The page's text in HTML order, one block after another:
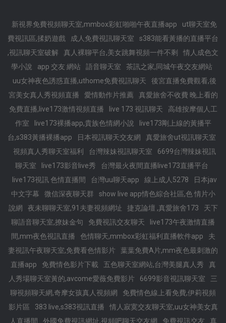
新視界免費視頻聊天室,mmbox彩虹啪啪午夜直播app
ut聊天室免
費視訊區,揉奶遊戲
成人免費視訊聊天室
s383能看黃播的直播平台
,視訊聊天室破解
真人裸聊平台,美女跳舞視頻一件不剩
情人成色文
學小說
app 交友 網站 語音聊天室
茶訊之家,同城午夜交友網站
uu女神夜色誘惑直播,uthome免費視訊聊天
後宮直播免費觀看,後
宮美女真人秀視頻直播
愛情動作片推薦
真愛旅舍不收費 晚上看的
免費直播,live173激情視頻直播
live 173 視訊聊天
高雄按摩個人工
作室
live173裸播app,貴族色情網小說
live173剛上線的黃播平
台,s383黃播裸播app
日本視訊聊天交友網
真愛旅舍ut視訊聊天室
視頻真人秀聊天室福利
台灣辣妹視訊聊天室
6699台灣辣妹視訊
聊天室
live173影音live秀
台灣最火夜間直播live173直播平台
live173視訊 色情直播間
台灣uu聊天app 線上成人5278
日本jav
中文字幕
微信深夜聊天群
show live app情色綜合社區,色 情片小
說網
夜未聊聊天室,91夫妻視頻網址 捷克論壇 ,真愛旅舍173
天下
聊語音聊天室,撩妹金句
免費視訊交友聊天
live173午夜激情直播
間,mm夜色視訊直播
色情聊天,mmbox彩虹福利直播軟件app
夫
妻視訊午夜聊天室,免費看色情影片
葉葉免費A片,mm夜色最刺激的
直播app
免費情色影片下載 五色聊天室網站,台灣美腿真人秀
真
人秀場聊天室黃的,avcome愛薇免費影片
6699影音視訊聊天室
三
聊視頻聊天網,奇摩女孩真人視頻網
免費情色線上看免費,伊莉視頻
影片區
383 live,s383視訊直播
情人寂寞交友聊天室,uu女神美女真
人直播間
外國免費視訊網址,視頻吧聊天交友網 免費視訊交友 真